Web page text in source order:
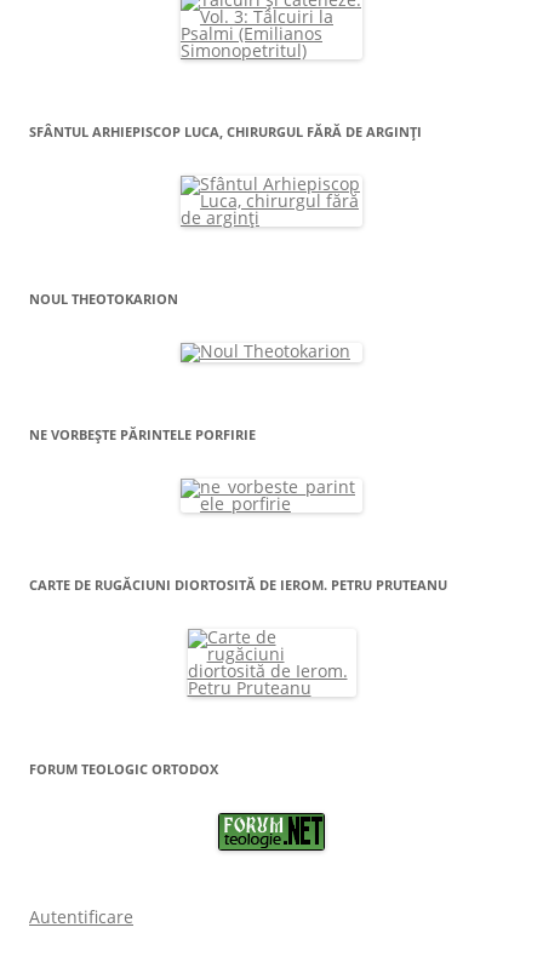
SFÂNTUL ARHIEPISCOP LUCA, CHIRURGUL FĂRĂ DE ARGINŢI
NOUL THEOTOKARION
NE VORBEȘTE PĂRINTELE PORFIRIE
CARTE DE RUGĂCIUNI DIORTOSITĂ DE IEROM. PETRU PRUTEANU
FORUM TEOLOGIC ORTODOX
Autentificare